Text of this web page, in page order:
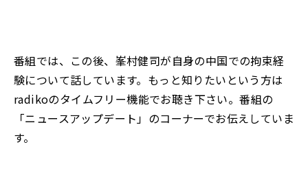
番組では、 この後、峯村健司が自身の中国での拘束経
験について話しています。 もっと知りたいという方は
radikoのタイムフリー機能でお聴き下さい。番組の
「ニュースアップデート」のコーナーでお伝えしていま
す。